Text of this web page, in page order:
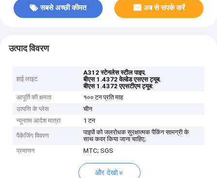
सबसे अच्छी कीमत अब से संपर्क करें
उत्पाद विवरण
हाई लाइट
A312 स्टेनलेस स्टील पाइप,
बीएस 1.4372 वेल्डेड एसएस ट्यूब,
बीएस 1.4372 एएसटीएम ट्यूब:
आपूर्ति की क्षमता
१०० टन प्रति माह
उत्पत्ति के प्लेस
चीन
न्यूनतम आदेश मात्रा
1 टन
पैकेजिंग विवरण
पाइपों को जलरोधक सुरक्षात्मक पैकिंग सामग्री के
साथ कवर किया जाना चाहिए;
प्रमाणन
MTC; SGS
और देखो